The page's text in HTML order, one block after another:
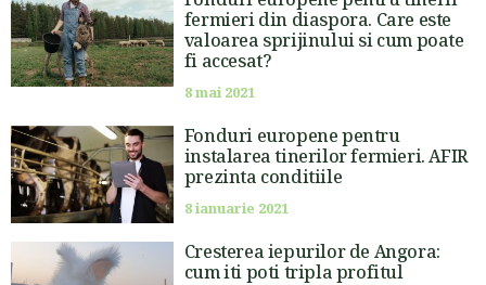
fermieri din diaspora. Care este
valoarea sprijinului si cum poate
fi accesat?
8 mai 2021
Fonduri europene pentru
instalarea tinerilor fermieri. AFIR
prezinta conditiile
8 ianuarie 2021
Cresterea iepurilor de Angora:
cum iti poti tripla profitul